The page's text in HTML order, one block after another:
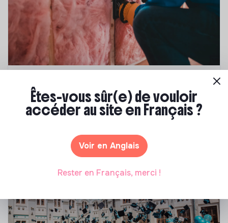
Top 8 des formations en rénovation
énergétique des bâtiments
Marianne Roussel•21 janvier 2025
Êtes-vous sûr(e) de vouloir
accéder au site en Français ?
Voir en Anglais
Rester en Français, merci !